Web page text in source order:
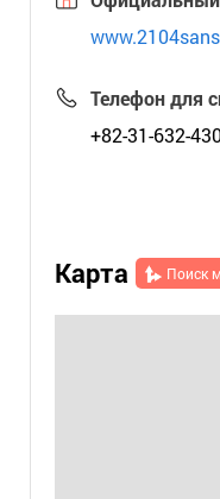
Телефон для
+82-31-632-
Карта Поиск